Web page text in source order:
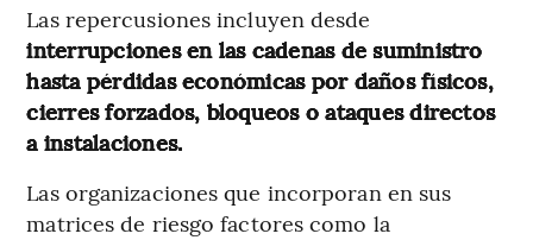
Las repercusiones incluyen desde
interrupciones en las cadenas de suministro
hasta pérdidas económicas por daños físicos,
cierres forzados, bloqueos o ataques directos
a instalaciones.
Las organizaciones que incorporan en sus
matrices de riesgo factores como la